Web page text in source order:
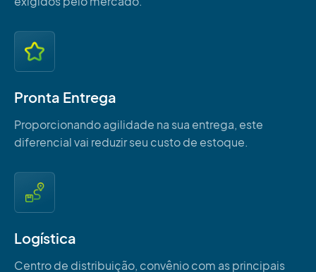
Pronta Entrega
Proporcionando agilidade na sua entrega, este
diferencial vai reduzir seu custo de estoque.
Logística
Centro de distribuição, convênio com as principais